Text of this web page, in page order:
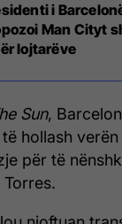
i
Man Cityt
lojtarëve
Sun,
hollash
për të